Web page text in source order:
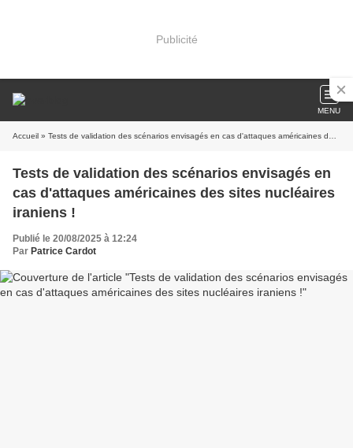
Publicité
MENU
Accueil » Tests de validation des scénarios envisagés en cas d'attaques américaines des sites nucléaires iraniens !
Tests de validation des scénarios envisagés en
cas d'attaques américaines des sites nucléaires
iraniens !
Publié le 20/08/2025 à 12:24
Par Patrice Cardot